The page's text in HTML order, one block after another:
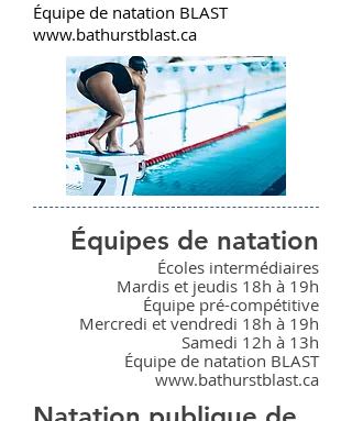
Équipe de natation BLAST
www.bathurstblast.ca
Équipes de natation
Écoles intermédiaires
Mardis et jeudis 18h à 19h
Équipe pré-compétitive
Mercredi et vendredi 18h à 19h
Samedi 12h à 13h
Équipe de natation BLAST
www.bathurstblast.ca